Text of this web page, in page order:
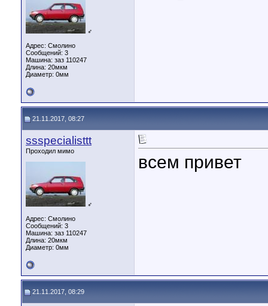
♂
Адрес: Смолино
Сообщений: 3
Машина: заз 110247
Длина: 20мкм
Диаметр: 0мм
21.11.2017, 08:27
ssspecialisttt
Проходил мимо
♂
Адрес: Смолино
Сообщений: 3
Машина: заз 110247
Длина: 20мкм
Диаметр: 0мм
всем привет
21.11.2017, 08:29